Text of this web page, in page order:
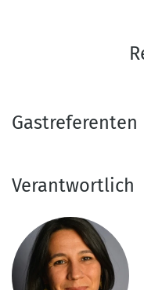
Gastreferenten
Verantwortlich